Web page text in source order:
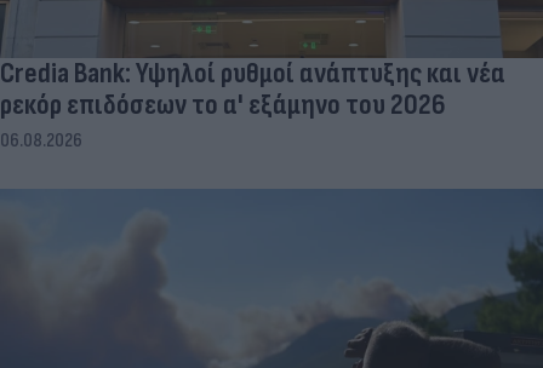
Credia Bank: Υψηλοί ρυθμοί ανάπτυξης και νέα
ρεκόρ επιδόσεων το α' εξάμηνο του 2026
06.08.2026